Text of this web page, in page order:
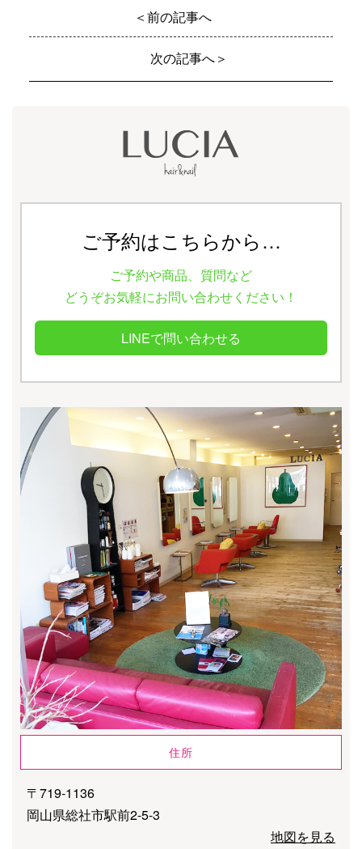
＜前の記事へ
次の記事へ＞
ご予約はこちらから…
ご予約や商品、質問など
どうぞお気軽にお問い合わせください！
LINEで問い合わせる
住所
〒719-1136
岡山県総社市駅前2-5-3
地図を見る